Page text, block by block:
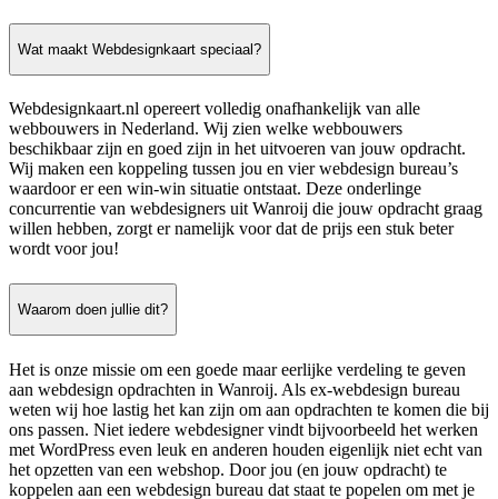
Wat maakt Webdesignkaart speciaal?
Webdesignkaart.nl opereert volledig onafhankelijk van alle
webbouwers in Nederland. Wij zien welke webbouwers
beschikbaar zijn en goed zijn in het uitvoeren van jouw opdracht.
Wij maken een koppeling tussen jou en vier webdesign bureau’s
waardoor er een win-win situatie ontstaat. Deze onderlinge
concurrentie van webdesigners uit Wanroij die jouw opdracht graag
willen hebben, zorgt er namelijk voor dat de prijs een stuk beter
wordt voor jou!
Waarom doen jullie dit?
Het is onze missie om een goede maar eerlijke verdeling te geven
aan webdesign opdrachten in Wanroij. Als ex-webdesign bureau
weten wij hoe lastig het kan zijn om aan opdrachten te komen die bij
ons passen. Niet iedere webdesigner vindt bijvoorbeeld het werken
met WordPress even leuk en anderen houden eigenlijk niet echt van
het opzetten van een webshop. Door jou (en jouw opdracht) te
koppelen aan een webdesign bureau dat staat te popelen om met je